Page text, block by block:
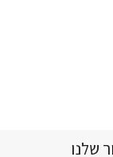
שלנו